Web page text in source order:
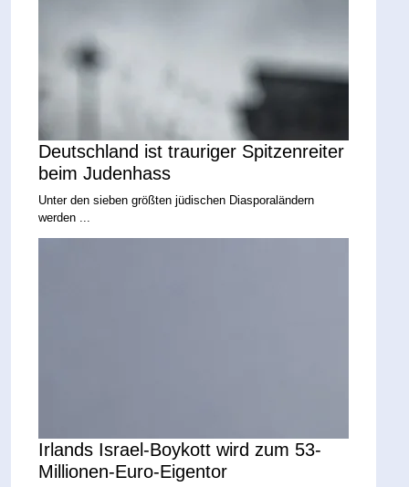
Deutschland ist trauriger Spitzenreiter
beim Judenhass
Unter den sieben größten jüdischen Diasporaländern
werden ...
Irlands Israel-Boykott wird zum 53-
Millionen-Euro-Eigentor